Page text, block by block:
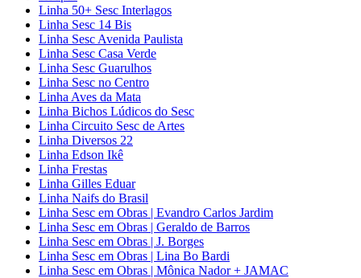
Linha 50+ Sesc Interlagos
Linha Sesc 14 Bis
Linha Sesc Avenida Paulista
Linha Sesc Casa Verde
Linha Sesc Guarulhos
Linha Sesc no Centro
Linha Aves da Mata
Linha Bichos Lúdicos do Sesc
Linha Circuito Sesc de Artes
Linha Diversos 22
Linha Edson Ikê
Linha Frestas
Linha Gilles Eduar
Linha Naifs do Brasil
Linha Sesc em Obras | Evandro Carlos Jardim
Linha Sesc em Obras | Geraldo de Barros
Linha Sesc em Obras | J. Borges
Linha Sesc em Obras | Lina Bo Bardi
Linha Sesc em Obras | Mônica Nador + JAMAC